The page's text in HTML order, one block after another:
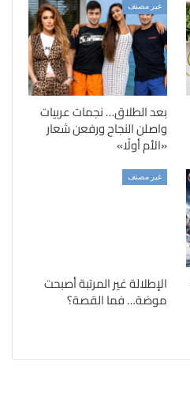
غير مصنف
بعد الطلاق… نجمات عربيات
واصلن النجاح ورفعن شعار
«الأم أولًا»
غير مصنف
الإطلالة غير المرتبة أصبحت
موضة… فما القصة؟